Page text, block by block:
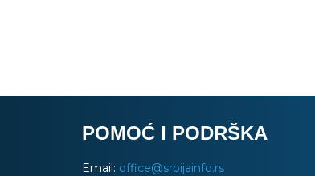
POMOĆ I PODRŠKA
Email: office@srbijainfo.rs